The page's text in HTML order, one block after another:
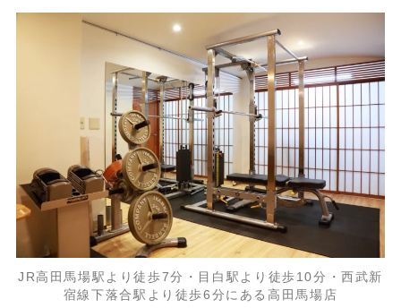
JR高田馬場駅より徒歩7分・目白駅より徒歩10分・西武新
宿線下落合駅より徒歩6分にある高田馬場店